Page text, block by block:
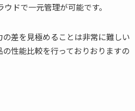
ドで一元管理が可能です。
差を見極めることは非常に難しい
性能比較を行っておりおりますの